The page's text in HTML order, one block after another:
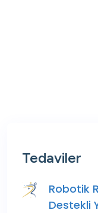
Tedaviler
Robotik
Destekli